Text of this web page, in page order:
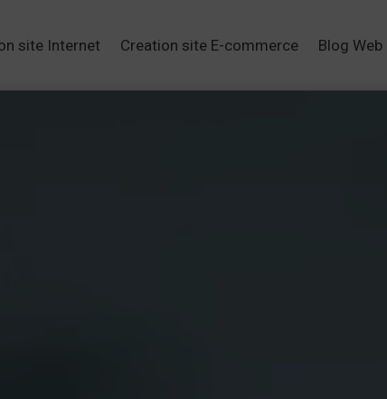
site Internet Creation site E-commerce Blog Web